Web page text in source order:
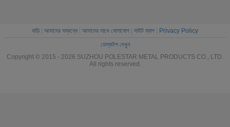
বাড়ি| আমাদের সম্বন্ধে| আমাদের সাথে যোগাযোগ সাইট ম্যাপ
Privacy Policy
ডেস্কটপ দেখুন
Copyright © 2015 - 2026 SUZHOU POLESTAR METAL PRODUCTS CO., LTD.
All rights reserved.